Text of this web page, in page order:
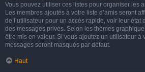
Vous pouvez utiliser ces listes pour organiser les
Les membres ajoutés à votre liste d’amis seront
de l’utilisateur pour un accès rapide, voir leur état
des messages privés. Selon les thèmes
être mis en valeur. Si vous ajoutez un utilisateur à
messages seront masqués par défaut.
Haut